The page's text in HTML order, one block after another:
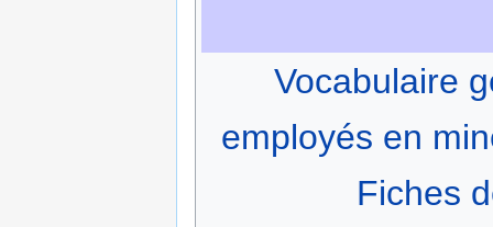
Vocabulaire
employés en
Fiches